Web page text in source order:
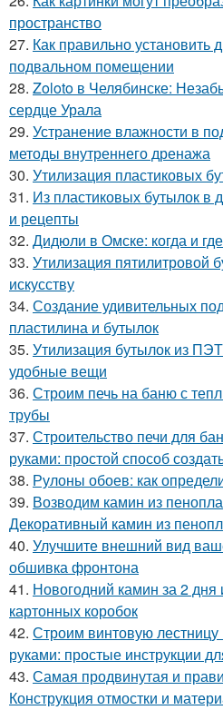
пространство
27. Как правильно установить
подвальном помещении
28. Zoloto в Челябинске:
сердце Урала
29. Устранение влажности в
методы внутреннего дренажа
30. Утилизация пластиковых
31. Из пластиковых бутылок в
и рецепты
32. Дидюли в Омске: когда и
33. Утилизация пятилитровой
искусству
34. Создание удивительных
пластилина и бутылок
35. Утилизация бутылок из
удобные вещи
36. Строим печь на баню с
трубы
37. Строительство печи для
руками: простой способ
38. Рулоны обоев: как
39. Возводим камин из
Декоративный камин из
40. Улучшите внешний вид
обшивка фронтона
41. Новогодний камин за 2 дня
картонных коробок
42. Строим винтовую
руками: простые инструкции
43. Самая продвинутая и
Конструкция отмостки и